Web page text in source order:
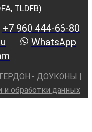
TLDFB)
+7 960 444-66-80
WhatsApp
- ДОУКОНЫ |
и обработки данных